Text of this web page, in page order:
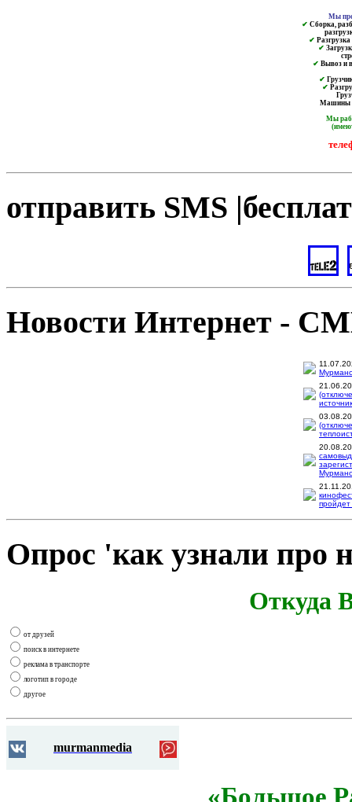
Мы
✔ Сборка,
✔ Разгрузка
✔
✔ Вывоз и
✔
✔
Машины
Мы
отправить SMS
Новости Интернет -
Опрос 'как узнали про
Откуда
от друзей
поиск в интернете
реклама в транспорте
логотип в городе
другое
murmanmedia
«Большое